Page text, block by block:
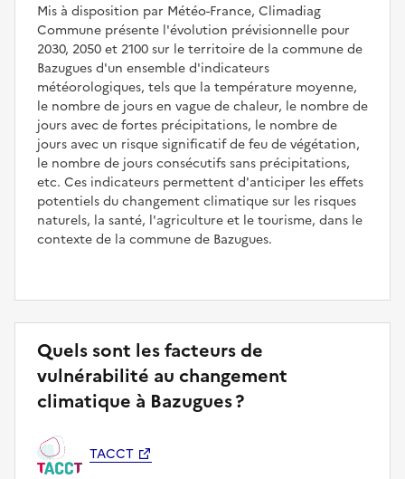
Mis à disposition par Météo-France, Climadiag
Commune présente l'évolution prévisionnelle pour
2030, 2050 et 2100 sur le territoire de la commune de
Bazugues d'un ensemble d'indicateurs
météorologiques, tels que la température moyenne,
le nombre de jours en vague de chaleur, le nombre de
jours avec de fortes précipitations, le nombre de
jours avec un risque significatif de feu de végétation,
le nombre de jours consécutifs sans précipitations,
etc. Ces indicateurs permettent d'anticiper les effets
potentiels du changement climatique sur les risques
naturels, la santé, l'agriculture et le tourisme, dans le
contexte de la commune de Bazugues.
Quels sont les facteurs de
vulnérabilité au changement
climatique à Bazugues ?
TACCT